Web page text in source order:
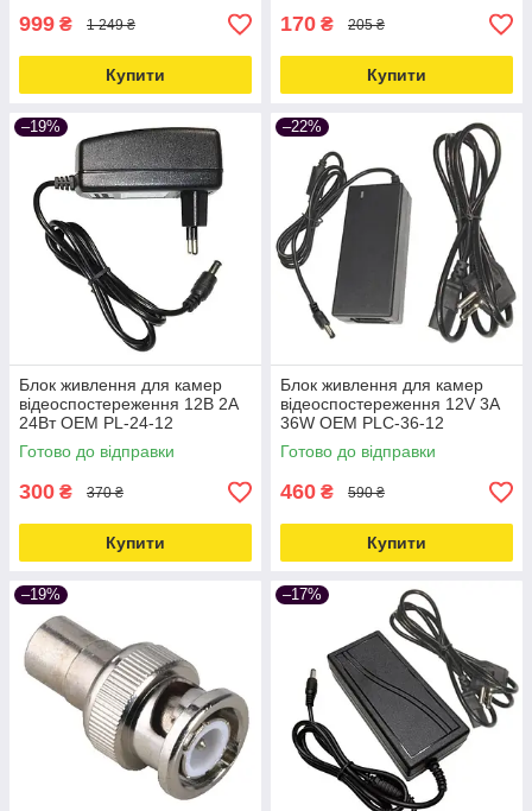
999 ₴ 1 249 ₴
Купити
170 ₴ 205 ₴
Купити
–19%
Блок живлення для камер
відеоспостереження 12В 2А
24Вт OEM PL-24-12
Love&Life -online-multimarket-
Готово до відправки
300 ₴ 370 ₴
Купити
–22%
Блок живлення для камер
відеоспостереження 12V 3A
36W OEM PLC-36-12
Love&Life -online-multimarket-
Готово до відправки
460 ₴ 590 ₴
Купити
–19% –17%